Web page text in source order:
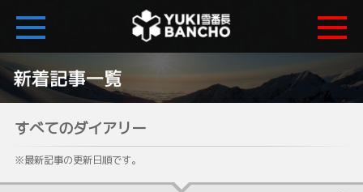
すべてのダイアリー
※最新記事の更新日順です。